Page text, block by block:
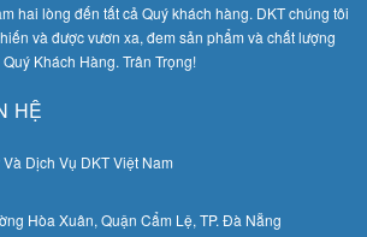
hai lòng đến tất cả Quý khách hàng. DKT chúng tôi
và được vươn xa, đem sản phẩm và chất lượng
Khách Hàng. Trân Trọng!
HỆ
Dịch Vụ DKT Việt Nam
Hòa Xuân, Quận Cẩm Lệ, TP. Đà Nẵng